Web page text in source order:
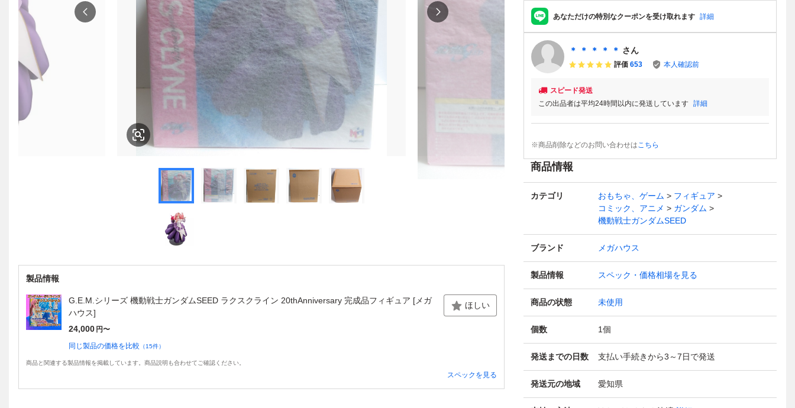
製品情報
G.E.M.シリーズ 機動戦士ガンダムSEED ラクスクライン 20thAnniversary 完成品フィギュア [メガ
ハウス]
24,000 円〜
同じ製品の価格を比較 （15件）
ほしい
商品と関連する製品情報を掲載しています。商品説明も合わせてご確認ください。
スペックを見る
あなただけの特別なクーポンを受け取れます 詳細
＊ ＊ ＊ ＊ ＊ さん
評価 653 本人確認前
スピード発送
この出品者は平均24時間以内に発送しています 詳細
※商品削除などのお問い合わせはこちら
商品情報
カテゴリ おもちゃ、ゲーム
フィギュア
コミック、アニメ
ガンダム
機動戦士ガンダムSEED
ブランド メガハウス
製品情報 スペック・価格相場を見る
商品の状態 未使用
個数 1個
発送までの日数 支払い手続きから3～7日で発送
発送元の地域 愛知県